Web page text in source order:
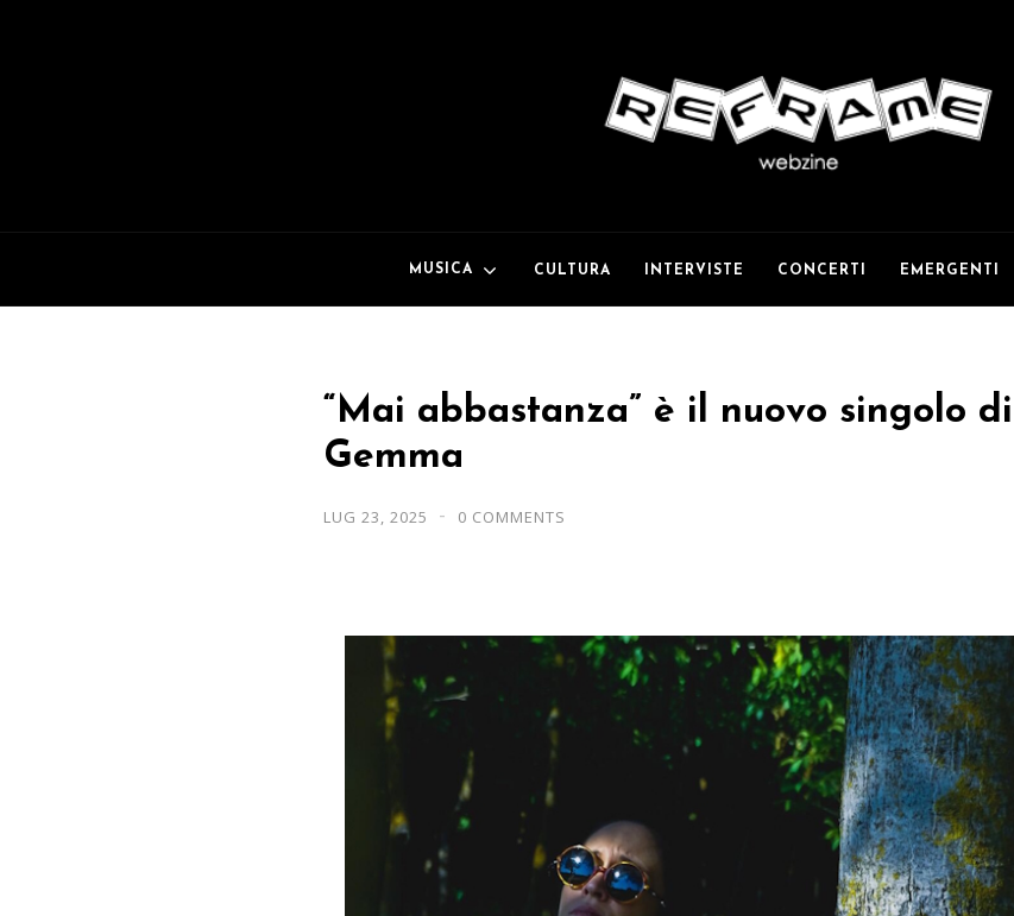
MUSICA CULTURA INTERVISTE CONCERTI EMERGENTI
“Mai abbastanza” è il nuovo singolo
Gemma
LUG 23, 2025 0 COMMENTS